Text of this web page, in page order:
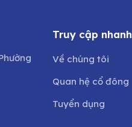
Truy cập nhanh
Về chúng tôi
Quan hệ cổ đông
Tuyển dụng